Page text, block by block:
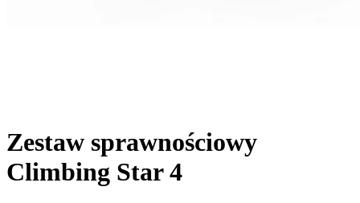
Zestaw sprawnościowy
Climbing Star 4